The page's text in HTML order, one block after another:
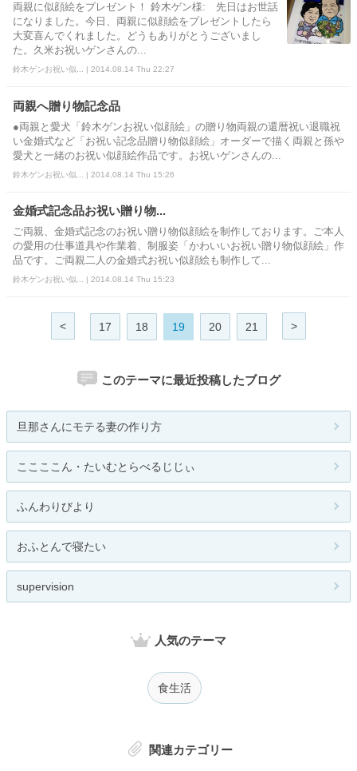
両親に似顔絵をプレゼント！ 鈴木ゲン様: 先日はお世話
になりました。今日、両親に似顔絵をプレゼントしたら
大変喜んでくれました。どうもありがとうございまし
た。久米お祝いゲンさんの...
鈴木ゲンお祝い似... | 2014.08.14 Thu 22:27
両親へ贈り物記念品
●両親と愛犬「鈴木ゲンお祝い似顔絵」の贈り物両親の還暦祝い退職祝
い金婚式など「お祝い記念品贈り物似顔絵」オーダーで描く両親と孫や
愛犬と一緒のお祝い似顔絵作品です。お祝いゲンさんの...
鈴木ゲンお祝い似... | 2014.08.14 Thu 15:26
金婚式記念品お祝い贈り物...
ご両親、金婚式記念のお祝い贈り物似顔絵を制作しております。ご本人
の愛用の仕事道具や作業着、制服姿「かわいいお祝い贈り物似顔絵」作
品です。ご両親二人の金婚式お祝い似顔絵も制作して...
鈴木ゲンお祝い似... | 2014.08.14 Thu 15:23
< 17 18 19 20 21 >
このテーマに最近投稿したブログ
旦那さんにモテる妻の作り方
ここここん・たいむとらべるじじぃ
ふんわりびより
おふとんで寝たい
supervision
人気のテーマ
食生活
関連カテゴリー